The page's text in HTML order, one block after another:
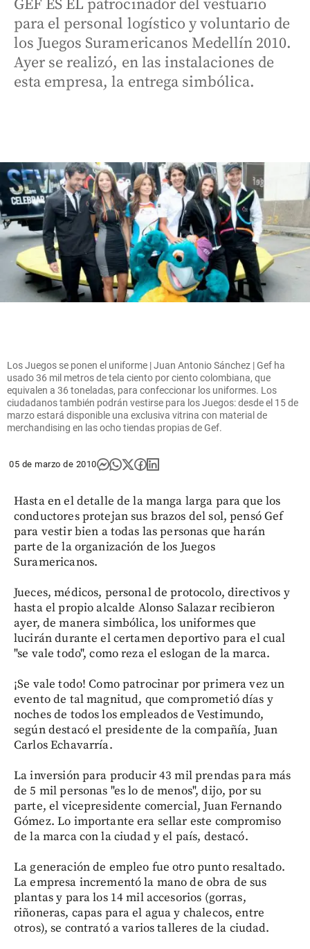
GEF ES EL patrocinador del vestuario
para el personal logístico y voluntario de
los Juegos Suramericanos Medellín 2010.
Ayer se realizó, en las instalaciones de
esta empresa, la entrega simbólica.
Los Juegos se ponen el uniforme | Juan Antonio Sánchez | Gef ha
usado 36 mil metros de tela ciento por ciento colombiana, que
equivalen a 36 toneladas, para confeccionar los uniformes. Los
ciudadanos también podrán vestirse para los Juegos: desde el 15 de
marzo estará disponible una exclusiva vitrina con material de
merchandising en las ocho tiendas propias de Gef.
05 de marzo de 2010
Hasta en el detalle de la manga larga para que los
conductores protejan sus brazos del sol, pensó Gef
para vestir bien a todas las personas que harán
parte de la organización de los Juegos
Suramericanos.
Jueces, médicos, personal de protocolo, directivos y
hasta el propio alcalde Alonso Salazar recibieron
ayer, de manera simbólica, los uniformes que
lucirán durante el certamen deportivo para el cual
"se vale todo", como reza el eslogan de la marca.
¡Se vale todo! Como patrocinar por primera vez un
evento de tal magnitud, que comprometió días y
noches de todos los empleados de Vestimundo,
según destacó el presidente de la compañía, Juan
Carlos Echavarría.
La inversión para producir 43 mil prendas para más
de 5 mil personas "es lo de menos", dijo, por su
parte, el vicepresidente comercial, Juan Fernando
Gómez. Lo importante era sellar este compromiso
de la marca con la ciudad y el país, destacó.
La generación de empleo fue otro punto resaltado.
La empresa incrementó la mano de obra de sus
plantas y para los 14 mil accesorios (gorras,
riñoneras, capas para el agua y chalecos, entre
otros), se contrató a varios talleres de la ciudad.